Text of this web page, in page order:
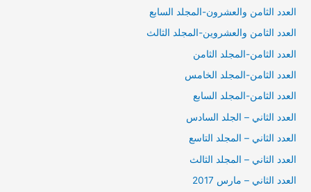
العدد الثامن والعشرون-المجلد السابع
العدد الثامن والعشروين-المجلد الثالث
العدد الثامن-المجلد الثامن
العدد الثامن-المجلد الخامس
العدد الثامن-المجلد السابع
العدد الثاني – الجلد السادس
العدد الثاني – المجلد التاسع
العدد الثاني – المجلد الثالث
العدد الثاني – مارس 2017